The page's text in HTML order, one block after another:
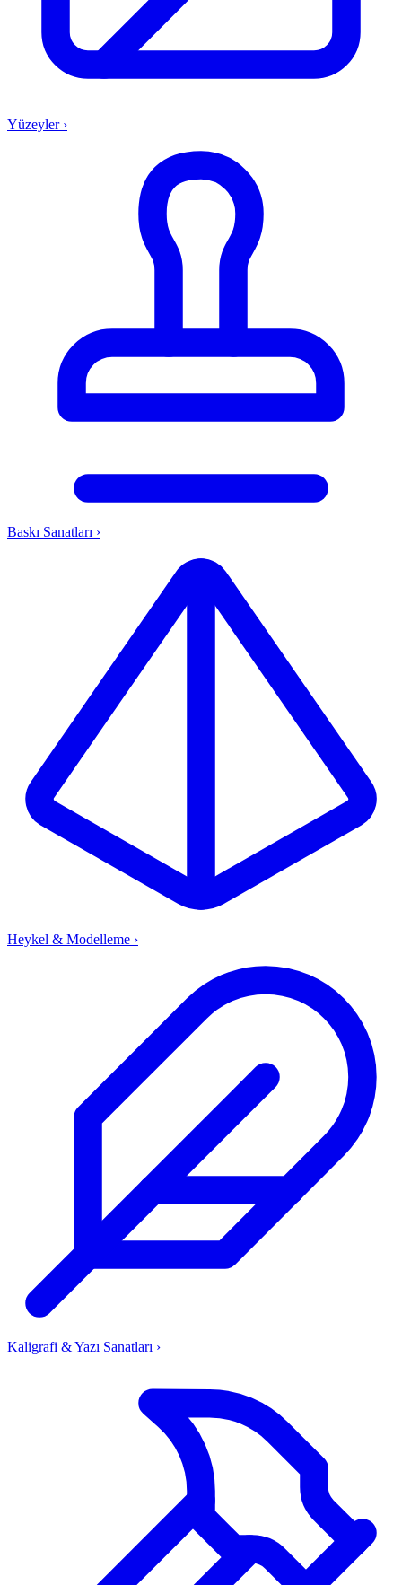
Yüzeyler ›
Baskı Sanatları ›
Heykel & Modelleme ›
Kaligrafi & Yazı Sanatları ›